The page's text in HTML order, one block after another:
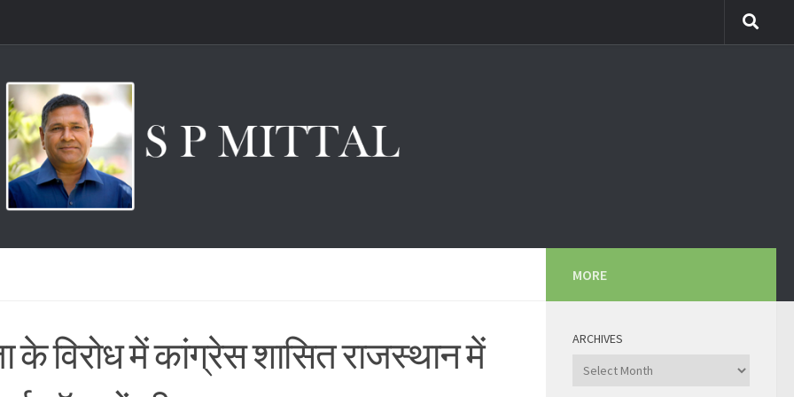
के विरोध में कांग्रेस शासित राजस्थान में
MORE
ARCHIVES
Archives